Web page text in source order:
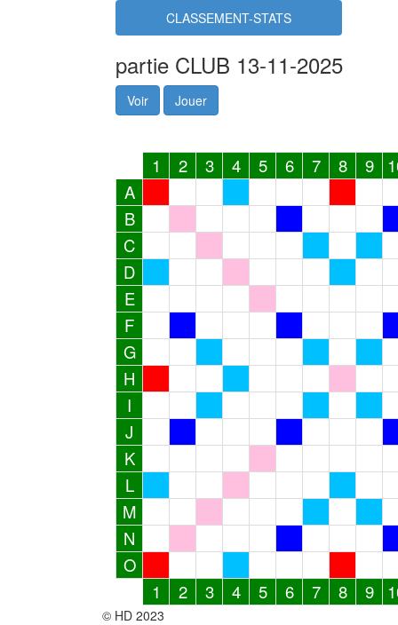
CLASSEMENT-STATS
partie CLUB 13-11-2025
Voir Jouer
1 2 3 4 5 6 7 8 9
A
B
C
D
E
F
G
H
I
J
K
L
M
N
O
1
2 3 4 5 6 7 8 9
© HD 2023